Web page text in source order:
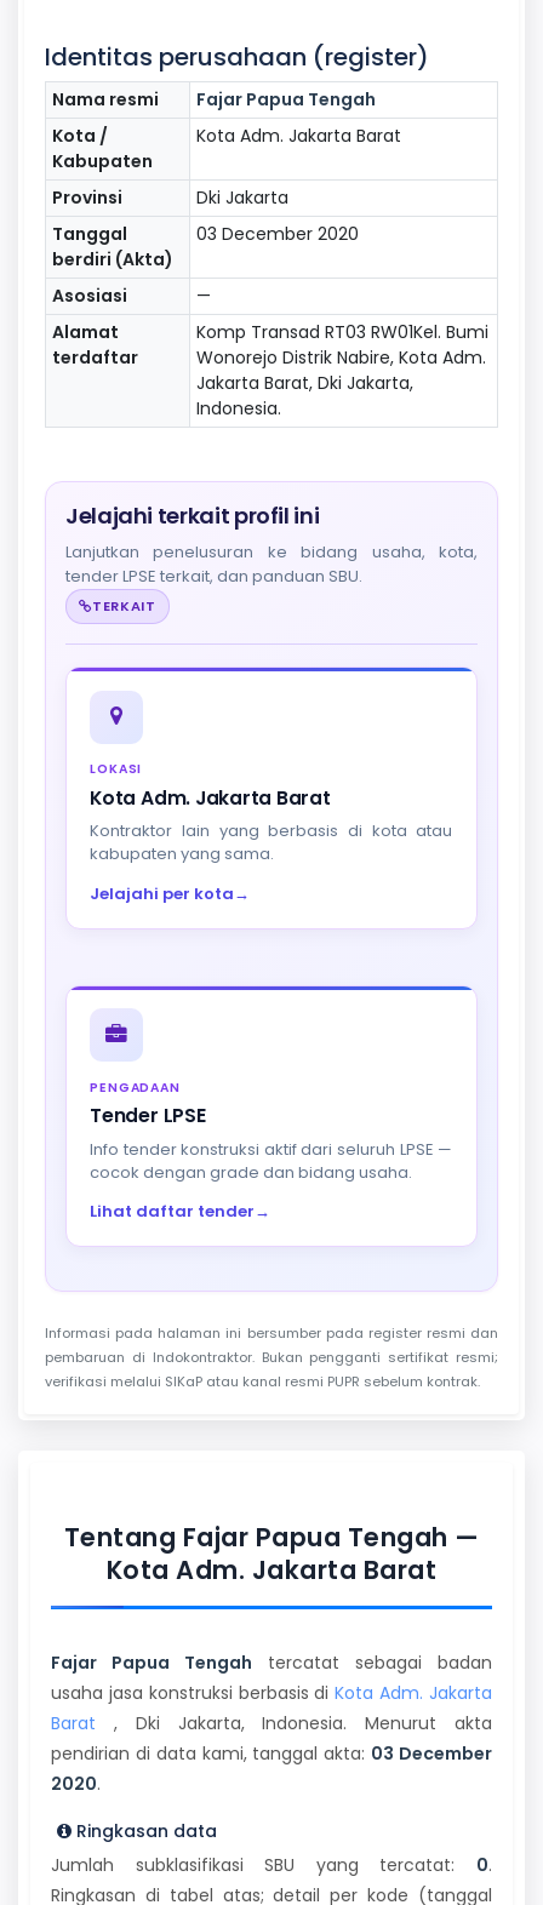
Identitas perusahaan (register)
Nama resmi
Fajar Papua Tengah
Kota /
Kabupaten
Kota Adm. Jakarta Barat
Provinsi
Dki Jakarta
Tanggal
berdiri (Akta)
03 December 2020
Asosiasi
—
Alamat
terdaftar
Komp Transad RT03 RW01Kel. Bumi
Wonorejo Distrik Nabire, Kota Adm.
Jakarta Barat, Dki Jakarta,
Indonesia.
Jelajahi terkait profil ini
Lanjutkan penelusuran ke bidang usaha, kota,
tender LPSE terkait, dan panduan SBU.
TERKAIT
LOKASI
Kota Adm. Jakarta Barat
Kontraktor lain yang berbasis di kota atau
kabupaten yang sama.
Jelajahi per kota→
PENGADAAN
Tender LPSE
Info tender konstruksi aktif dari seluruh LPSE —
cocok dengan grade dan bidang usaha.
Lihat daftar tender→
Informasi pada halaman ini bersumber pada register resmi dan
pembaruan di Indokontraktor. Bukan pengganti sertifikat resmi;
verifikasi melalui SIKaP atau kanal resmi PUPR sebelum kontrak.
Tentang Fajar Papua Tengah —
Kota Adm. Jakarta Barat
Fajar Papua Tengah tercatat sebagai badan
usaha jasa konstruksi berbasis diKota Adm. Jakarta
Barat , Dki Jakarta, Indonesia. Menurut akta
pendirian di data kami, tanggal akta: 03 December
2020.
Ringkasan data
Jumlah subklasifikasi SBU yang tercatat: 0.
Ringkasan di tabel atas; detail per kode (tanggal